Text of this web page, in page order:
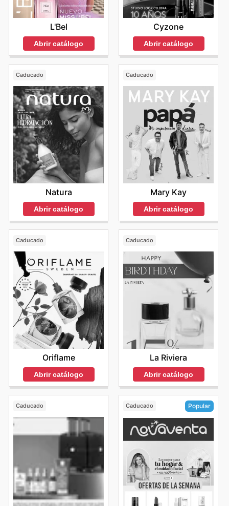
L'Bel
Abrir catálogo
Cyzone
Abrir catálogo
Caducado
Natura
Abrir catálogo
Caducado
Mary Kay
Abrir catálogo
Caducado
Oriflame
Abrir catálogo
Caducado
La Riviera
Abrir catálogo
Caducado Caducado Popular